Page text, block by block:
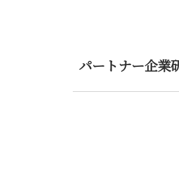
パートナー企業